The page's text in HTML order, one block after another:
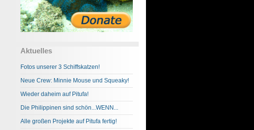
Aktuelles
Fotos unserer 3 Schiffskatzen!
Neue Crew: Minnie Mouse und Squeaky!
Wieder daheim auf Pitufa!
Die Philippinen sind schön...WENN...
Alle großen Projekte auf Pitufa fertig!